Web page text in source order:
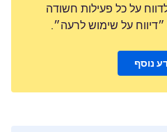
על כל פעילות חשודה
על שימוש לרעה״.
נוסף